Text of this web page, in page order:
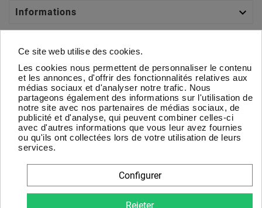
Informations 
Votre Compte 
À Propos 
Newsletter
D'accord
Vous pouvez vous désinscrire à tout moment. Vous trouverez
pour cela nos informations de contact dans les conditions
Ce site web utilise des cookies.
Les cookies nous permettent de personnaliser le contenu
et les annonces, d'offrir des fonctionnalités relatives aux
médias sociaux et d'analyser notre trafic. Nous
partageons également des informations sur l'utilisation de
notre site avec nos partenaires de médias sociaux, de
publicité et d'analyse, qui peuvent combiner celles-ci
avec d'autres informations que vous leur avez fournies
ou qu'ils ont collectées lors de votre utilisation de leurs
services.
Configurer
Rejeter